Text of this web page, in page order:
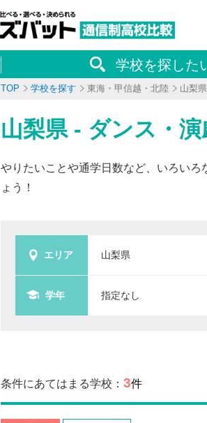
学校を探した
TOP 学校を探す 東海・甲信越・北陸 山梨県
山梨県 - ダンス・
やりたいことや通学日数など、いろいろ
ょう！
エリア 山梨県
学年 指定なし
条件にあてはまる学校： 3件